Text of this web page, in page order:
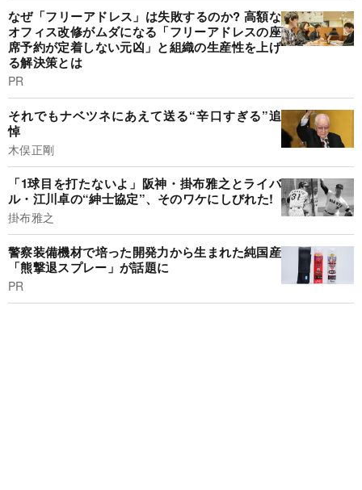
なぜ「フリーアドレス」は失敗するのか? 高額な
オフィス改修がムダになる「フリーアドレスの座
席予約が定着しない元凶」と組織の生産性を上げ
る解決策とは
PR
それでもナベツネにあえて送る“辛口すぎる”追
悼
木俣正剛
「1球目を打たないよ」阪神・掛布雅之とライバ
ル・江川卓の“紳士協定”、そのワケにしびれた!
掛布雅之
警察装備機材で培った開発力から生まれた純国産
「熊撃退スプレー」が話題に
PR